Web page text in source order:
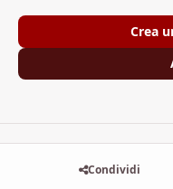
Crea
Condividi